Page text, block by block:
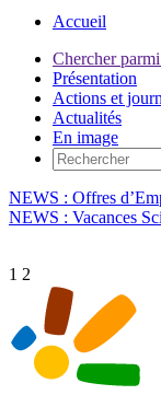
Accueil
Chercher
Présentation
Actions et
Actualités
En image
NEWS : Offres
NEWS : Vacances
1 2